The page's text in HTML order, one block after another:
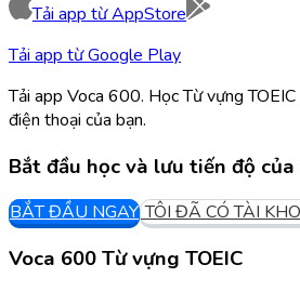
Tải app từAppStore
Tải app từGoogle Play
Tải app Voca 600. Học Từ vựng
điện thoại của bạn.
Bắt đầu học và lưu tiến độ của
BẮT ĐẦU NGAY TÔI ĐÃ CÓ TÀI
Voca 600 Từ vựng TOEIC